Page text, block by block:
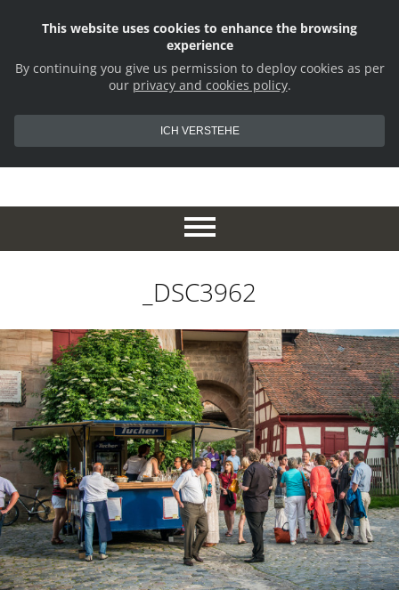
_DSC3962
This website uses cookies to enhance the browsing
experience
By continuing you give us permission to deploy cookies as per
our privacy and cookies policy.
ICH VERSTEHE